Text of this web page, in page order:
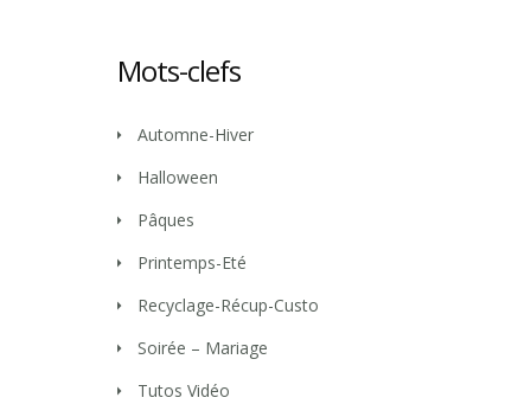
Mots-clefs
Automne-Hiver
Halloween
Pâques
Printemps-Eté
Recyclage-Récup-Custo
Soirée – Mariage
Tutos Vidéo